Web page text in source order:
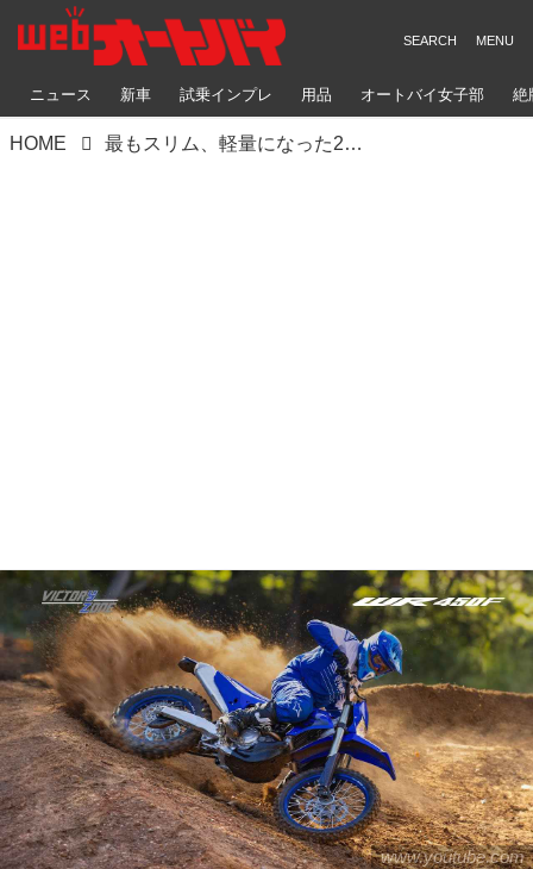
ニュース 新車 試乗インプレ 用品 オートバイ女子部 絶
HOME 最もスリム、軽量になった2024年モデル ヤマハWR450Fプロモーションムービー
www.youtube.com